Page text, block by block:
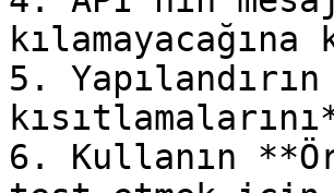
5.
6. Kullanın